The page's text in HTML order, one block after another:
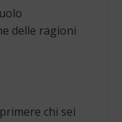
delle ragioni
chi sei